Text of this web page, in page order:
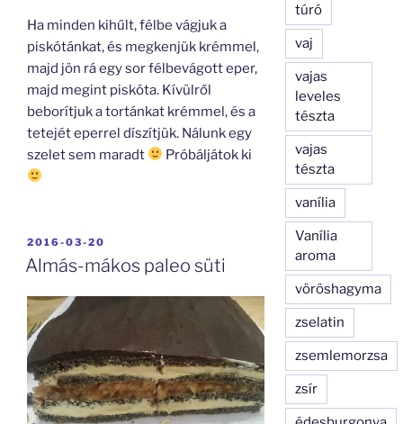
Ha minden kihűlt, félbe vágjuk a
piskótánkat, és megkenjük krémmel,
majd jön rá egy sor félbevágott eper,
majd megint piskóta. Kívülről
beborítjuk a tortánkat krémmel, és a
tetejét eperrel díszítjük. Nálunk egy
szelet sem maradt
Próbáljátok ki
BEKÜLDVE:
2016-03-20
Almás-mákos paleo süti
túró
vaj
vajas
leveles
tészta
vajas
tészta
vanília
Vanília
aroma
vöröshagyma
zselatin
zsemlemorzsa
zsír